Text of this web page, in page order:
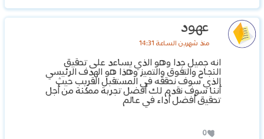
عهود
منذ شهرين الساعة 14:31
انه جميل جدا وهو الذي يساعد على تحقيق
النجاح والتفوق والتميز وهذا هو الهدف الرئيسي
الذي سوف نحققه في المستقبل القريب حيث
أننا سوف نقدم لك أفضل تجربة ممكنة من أجل
تحقيق أفضل أداء في عالم
0